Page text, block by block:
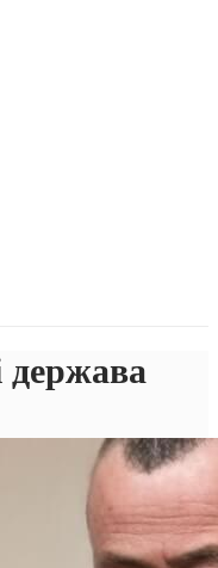
держава